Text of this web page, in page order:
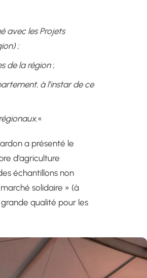
avec les Projets
;
de la région;
à l’instar de ce
«
a présenté le
d’agriculture
échantillons non
solidaire » (à
qualité pour les